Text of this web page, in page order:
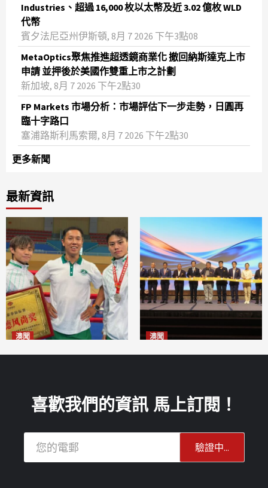
Industries、超過 16,000 枚以太幣及近 3.02 億枚 WLD
代幣
賓夕法尼亞州伊斯頓, 8月 7 2026 下午3點08
MetaOptics聚焦推進超透鏡商業化 撤回納斯達克上市
申請 並押後於美國作雙重上市之計劃
新加坡, 8月 7 2026 下午2點30
FP Markets 市場分析：市場評估下一步走勢，日圓再
臨十字路口
塞浦路斯利馬索爾, 8月 7 2026 下午2點30
更多新聞
最新資訊
澳聞 澳聞
喜歡我們的資訊 馬上訂閱！